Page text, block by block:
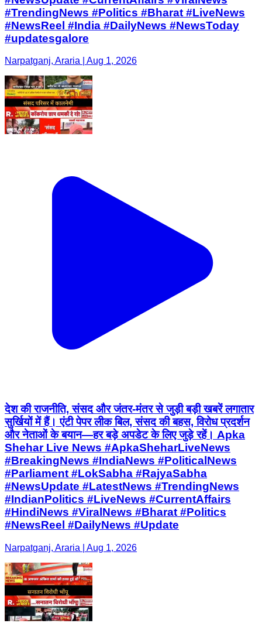
#TrendingNews #Politics #Bharat #LiveNews
#NewsReel #India #DailyNews #NewsToday
#updatesgalore
Narpatganj, Araria | Aug 1, 2026
देश की राजनीति, संसद और जंतर-मंतर से जुड़ी बड़ी खबरें लगातार
सुर्खियों में हैं। एंटी पेपर लीक बिल, संसद की बहस, विरोध प्रदर्शन
और नेताओं के बयान—हर बड़े अपडेट के लिए जुड़े रहें। Apka
Shehar Live News #ApkaSheharLiveNews
#BreakingNews #IndiaNews #PoliticalNews
#Parliament #LokSabha #RajyaSabha
#NewsUpdate #LatestNews #TrendingNews
#IndianPolitics #LiveNews #CurrentAffairs
#HindiNews #ViralNews #Bharat #Politics
#NewsReel #DailyNews #Update
Narpatganj, Araria | Aug 1, 2026